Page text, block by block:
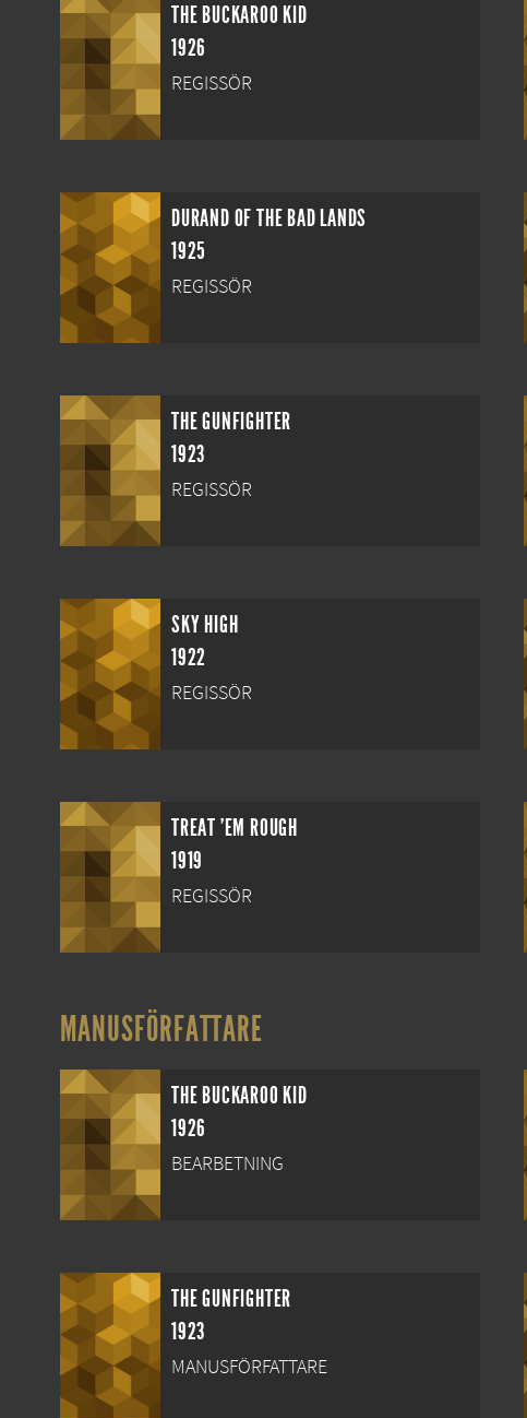
THE BUCKAROO KID
1926
REGISSÖR
DURAND OF THE BAD LANDS
1925
REGISSÖR
THE GUNFIGHTER
1923
REGISSÖR
SKY HIGH
1922
REGISSÖR
TREAT 'EM ROUGH
1919
REGISSÖR
MANUSFÖRFATTARE
THE BUCKAROO KID
1926
BEARBETNING
THE GUNFIGHTER
1923
MANUSFÖRFATTARE